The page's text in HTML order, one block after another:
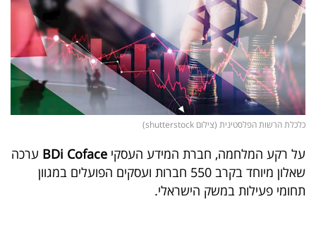
וטק
שיווק
ופרסום
משפט
ומחקרים
דעות
כלכלת הרשות הפלסטינית (צילום shutterstock)
על רקע המלחמה, חברת המידע העסקי BDi Coface ערכה
שאלון מיוחד בקרב 550 חברות ועסקים הפועלים במגוון
תחומי פעילות במשק הישראלי.